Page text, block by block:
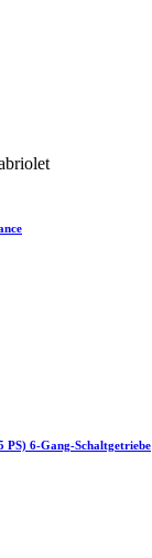
PS) 6-Gang-Schaltgetriebe